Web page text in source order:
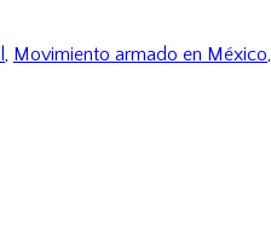
, Movimiento armado en México,